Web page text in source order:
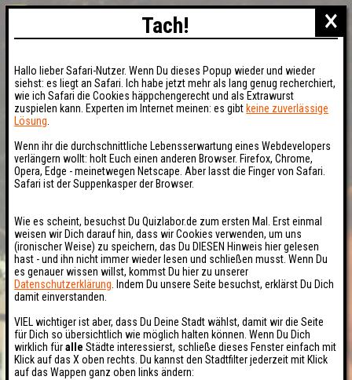
×
Tach!
Hallo lieber Safari-Nutzer. Wenn Du dieses Popup wieder und wieder
siehst: es liegt an Safari. Ich habe jetzt mehr als lang genug recherchiert,
wie ich Safari die Cookies häppchengerecht und als Extrawurst
zuspielen kann. Experten im Internet meinen: es gibt keine zuverlässige
Lösung
Wenn ihr die durchschnittliche Lebensserwartung eines Webdevelopers
verlängern wollt: holt Euch einen anderen Browser. Firefox, Chrome,
Opera, Edge - meinetwegen Netscape. Aber lasst die Finger von Safari.
Safari ist der Suppenkasper der Browser.
Wie es scheint, besuchst Du Quizlabor.de zum ersten Mal. Erst einmal
weisen wir Dich darauf hin, dass wir Cookies verwenden, um uns
(ironischer Weise) zu speichern, das Du DIESEN Hinweis hier gelesen
hast - und ihn nicht immer wieder lesen und schließen musst. Wenn Du
es genauer wissen willst, kommst Du hier zu unserer
Datenschutzerklärung . Indem Du unsere Seite besuchst, erklärst Du Dich
damit einverstanden.
VIEL wichtiger ist aber, dass Du Deine Stadt wählst, damit wir die Seite
für Dich so übersichtlich wie möglich halten können. Wenn Du Dich
wirklich füralle Städte interessierst, schließe dieses Fenster einfach mit
Klick auf das X oben rechts. Du kannst den Stadtfilter jederzeit mit Klick
auf das Wappen ganz oben links ändern: